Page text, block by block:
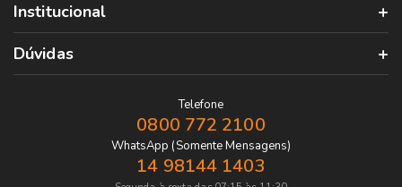
Institucional
Dúvidas
Telefone
0800 772 2100
WhatsApp (Somente Mensagens)
14 98144 1403